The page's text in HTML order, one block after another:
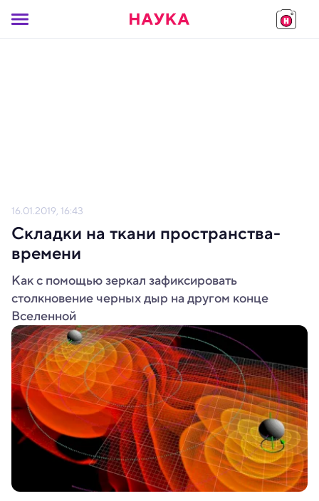
16.01.2019, 16:43
Складки на ткани пространства-
времени
Как с помощью зеркал зафиксировать
столкновение черных дыр на другом конце
Вселенной